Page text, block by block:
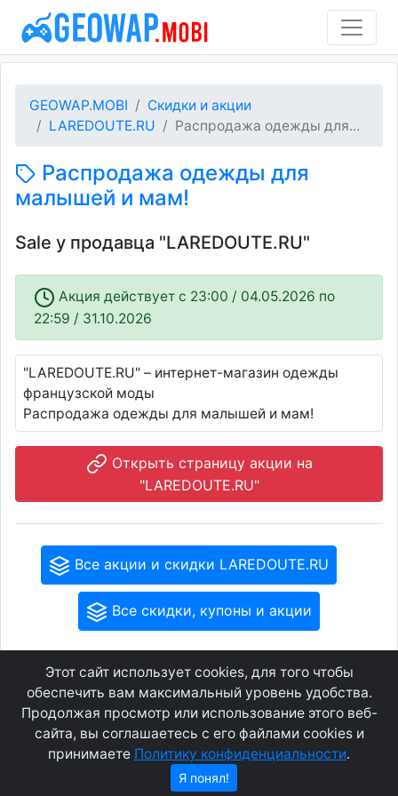
GEOWAP.MOBI
Скидки и акции
LAREDOUTE.RU
Распродажа одежды для...
Распродажа одежды для
малышей и мам!
Sale у продавца "LAREDOUTE.RU"
Акция действует c 23:00 / 04.05.2026 по
22:59 / 31.10.2026
"LAREDOUTE.RU" – интернет-магазин одежды
французской моды
Распродажа одежды для малышей и мам!
Открыть страницу акции на
"LAREDOUTE.RU"
Все акции и скидки LAREDOUTE.RU
Все скидки, купоны и акции
GEOWAP.MOBI© 2007 - 2021
Соглашение
Конфиденциальность
О сайте
Контакты
Этот сайт использует cookies, для того чтобы
обеспечить вам максимальный уровень удобства.
Продолжая просмотр или использование этого веб-
сайта, вы соглашаетесь с его файлами cookies и
принимаете Политику конфиденциальности.
Я понял!